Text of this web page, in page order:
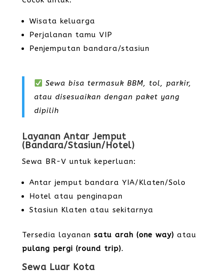
Wisata keluarga
Perjalanan tamu VIP
Penjemputan bandara/stasiun
Sewa bisa termasuk BBM, tol, parkir,
atau disesuaikan dengan paket yang
dipilih
Layanan Antar Jemput
(Bandara/Stasiun/Hotel)
Sewa BR-V untuk keperluan:
Antar jemput bandara YIA/Klaten/Solo
Hotel atau penginapan
Stasiun Klaten atau sekitarnya
Tersedia layanan satu arah (one way) atau
pulang pergi (round trip).
Sewa Luar Kota